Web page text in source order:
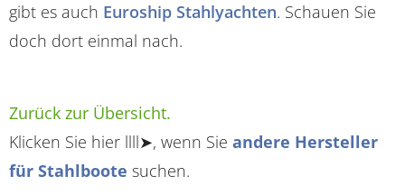
gibt es auch Euroship Stahlyachten. Schauen Sie
doch dort einmal nach.
Zurück zur Übersicht.
Klicken Sie hier llll➤, wenn Sie andere Hersteller
für Stahlboote suchen.